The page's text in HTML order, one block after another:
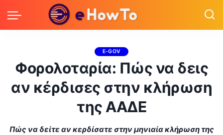
E-GOV
Φορολοταρία: Πώς να δεις
αν κέρδισες στην κλήρωση
της ΑΑΔΕ
Πώς να δείτε αν κερδίσατε στην μηνιαία κλήρωση της